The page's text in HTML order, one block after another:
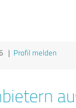
| Profil melden